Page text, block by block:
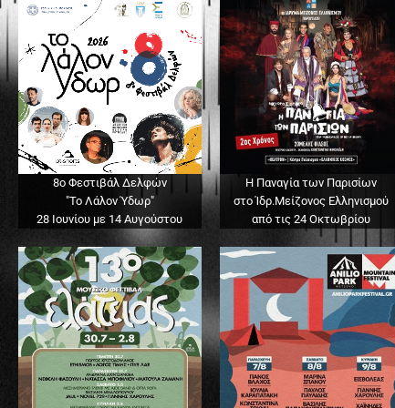
8ο Φεστιβάλ Δελφών
"Το Λάλον Ύδωρ"
28 Ιουνίου με 14 Αυγούστου
Η Παναγία των Παρισίων
στο Ίδρ.Μείζονος Ελληνισμού
από τις 24 Οκτωβρίου